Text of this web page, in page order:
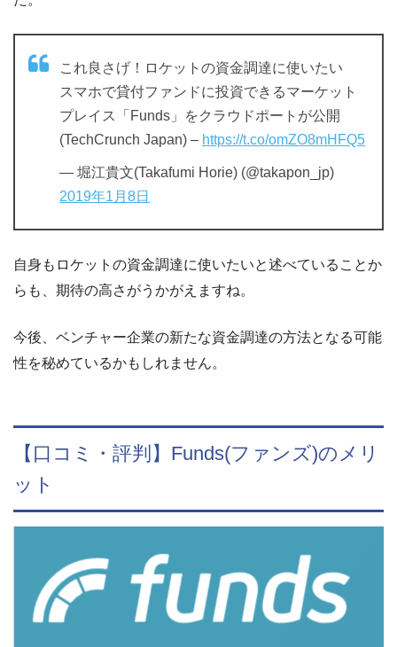
これ良さげ！ロケットの資金調達に使いたい
スマホで貸付ファンドに投資できるマーケット
プレイス「Funds」をクラウドポートが公開
(TechCrunch Japan) – https://t.co/omZO8mHFQ5
— 堀江貴文(Takafumi Horie) (@takapon_jp)
2019年1月8日
自身もロケットの資金調達に使いたいと述べていることか
らも、期待の高さがうかがえますね。
今後、ベンチャー企業の新たな資金調達の方法となる可能
性を秘めているかもしれません。
【口コミ・評判】Funds(ファンズ)のメリ
ット